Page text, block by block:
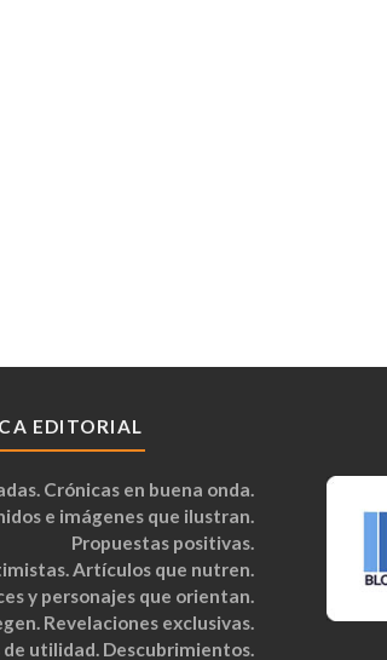
EDITORIAL
Crónicas en buena onda.
e imágenes que ilustran.
Propuestas positivas.
Artículos que nutren.
y personajes que orientan.
Revelaciones exclusivas.
de utilidad. Descubrimientos.